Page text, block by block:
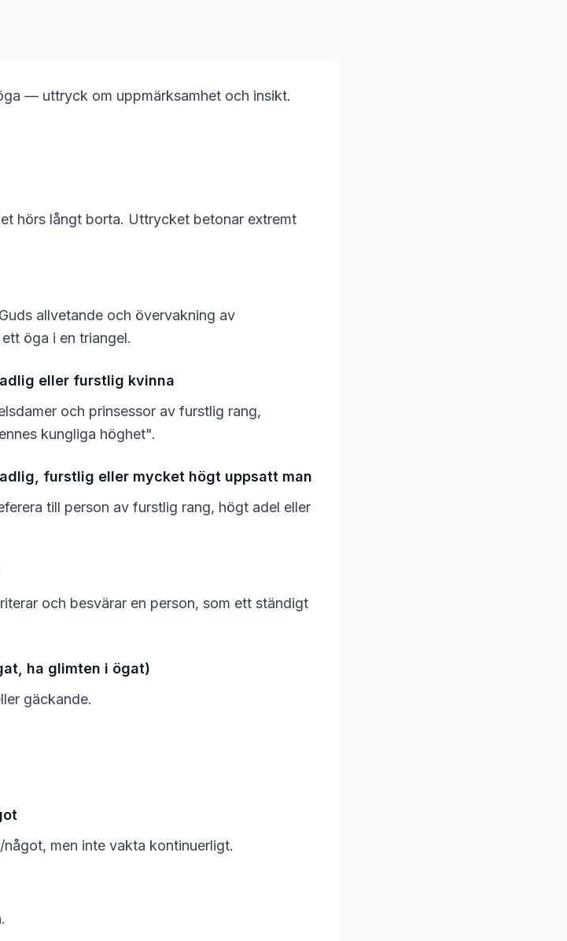
— uttryck om uppmärksamhet och insikt.
hörs långt borta. Uttrycket betonar extremt
allvetande och övervakning av
öga i en triangel.
eller furstlig kvinna
och prinsessor av furstlig rang,
kungliga höghet".
furstlig eller mycket högt uppsatt man
till person av furstlig rang, högt adel eller
och besvärar en person, som ett ständigt
ha glimten i ögat)
gäckande.
men inte vakta kontinuerligt.